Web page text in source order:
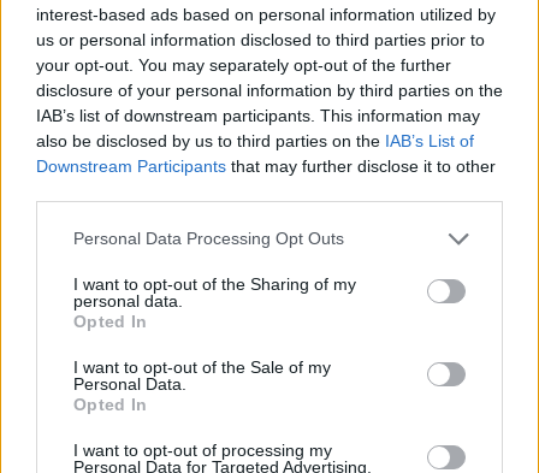
interest-based ads based on personal information utilized by
us or personal information disclosed to third parties prior to
your opt-out. You may separately opt-out of the further
disclosure of your personal information by third parties on the
IAB’s list of downstream participants. This information may
also be disclosed by us to third parties on the IAB’s List of
Downstream Participants that may further disclose it to other
Personal Data Processing Opt Outs
I want to opt-out of the Sharing of my
personal data.
Opted In
I want to opt-out of the Sale of my
Personal Data.
Opted In
I want to opt-out of processing my
Personal Data for Targeted Advertising.
giovani tra i…
7 Ago 2026
Gran colpo dell'Ossese, per la difesa c'è l'ex
Torres Riccardo Idda
7 Ago 2026
Il Monastir riparte dai pilastri Masia, Pinna e
Aloia, il primo acquisto è Loru
6 Ago 2026